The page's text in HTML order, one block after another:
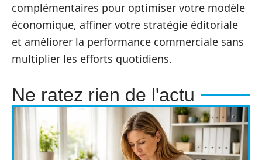
complémentaires pour optimiser votre modèle
économique, affiner votre stratégie éditoriale
et améliorer la performance commerciale sans
multiplier les efforts quotidiens.
Ne ratez rien de l'actu